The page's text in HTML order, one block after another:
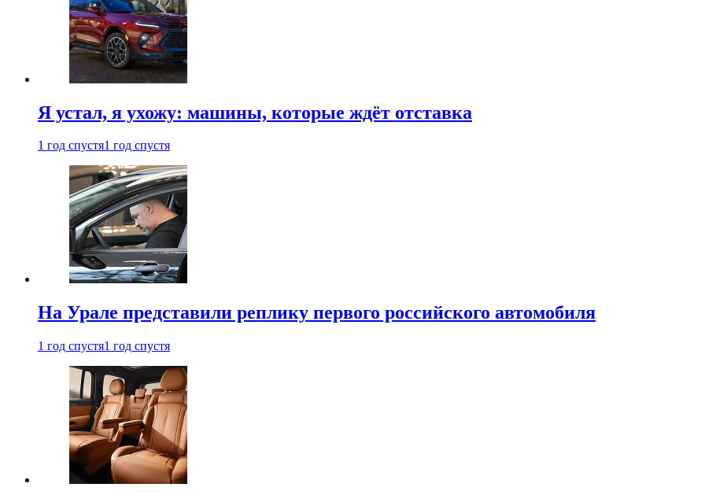
Я устал, я ухожу: машины, которые ждёт отставка
1 год спустя1 год спустя
На Урале представили реплику первого российского автомобиля
1 год спустя1 год спустя